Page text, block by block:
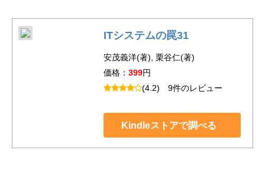
ITシステムの罠31
安茂義洋(著), 栗谷仁(著)
価格： 399円
(4.2) 9件のレビュー
Kindleストアで調べる